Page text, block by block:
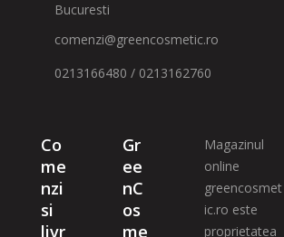
Bucuresti
comenzi@greencosmetic.ro
0213166480 / 0213162760
Co
me
nzi
si
livr
Gr
ee
nC
os
me
Magazinul
online
greencosmet
ic.ro este
proprietatea